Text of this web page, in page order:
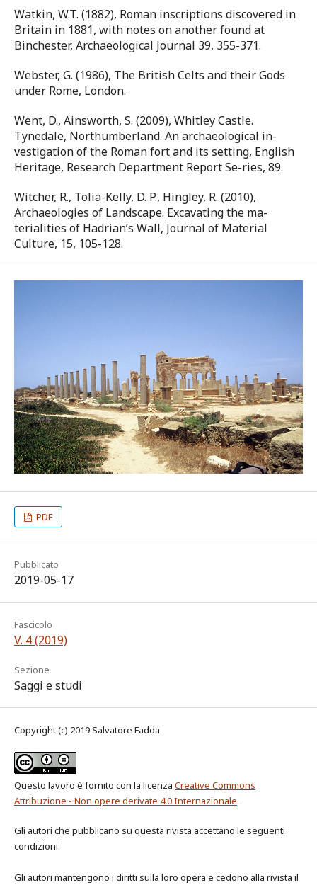
Watkin, W.T. (1882), Roman inscriptions discovered in
Britain in 1881, with notes on another found at
Binchester, Archaeological Journal 39, 355-371.
Webster, G. (1986), The British Celts and their Gods
under Rome, London.
Went, D., Ainsworth, S. (2009), Whitley Castle.
Tynedale, Northumberland. An archaeological in-
vestigation of the Roman fort and its setting, English
Heritage, Research Department Report Se-ries, 89.
Witcher, R., Tolia-Kelly, D. P., Hingley, R. (2010),
Archaeologies of Landscape. Excavating the ma-
terialities of Hadrian’s Wall, Journal of Material
Culture, 15, 105-128.
PDF
Pubblicato
2019-05-17
Fascicolo
V. 4 (2019)
Sezione
Saggi e studi
Copyright (c) 2019 Salvatore Fadda
Questo lavoro è fornito con la licenza Creative Commons
Attribuzione - Non opere derivate 4.0 Internazionale.
Gli autori che pubblicano su questa rivista accettano le seguenti
condizioni:
Gli autori mantengono i diritti sulla loro opera e cedono alla rivista il